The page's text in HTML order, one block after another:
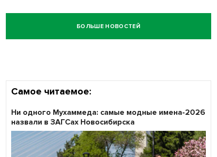
БОЛЬШЕ НОВОСТЕЙ
Самое читаемое:
Ни одного Мухаммеда: самые модные имена-2026
назвали в ЗАГСах Новосибирска